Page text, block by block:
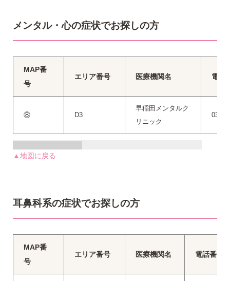
メンタル・心の症状でお探しの方
MAP番
号
エリア番号 医療機関名 電話
⑧ D3
早稲田メンタルク
リニック
03-
▲地図に戻る
耳鼻科系の症状でお探しの方
MAP番
号
エリア番号 医療機関名 電話番号